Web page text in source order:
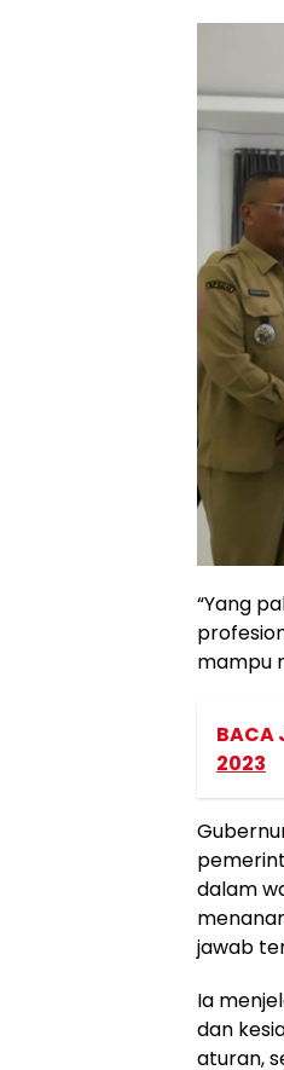
“Yang
mampu
BACA
2023
dalam
jawab
Ia
dan
aturan,